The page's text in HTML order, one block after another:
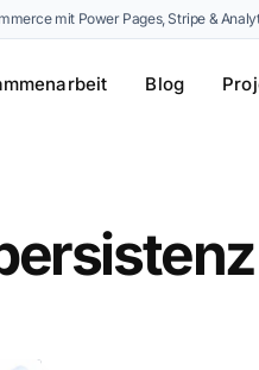
mit Power Pages, Stripe &
Blog